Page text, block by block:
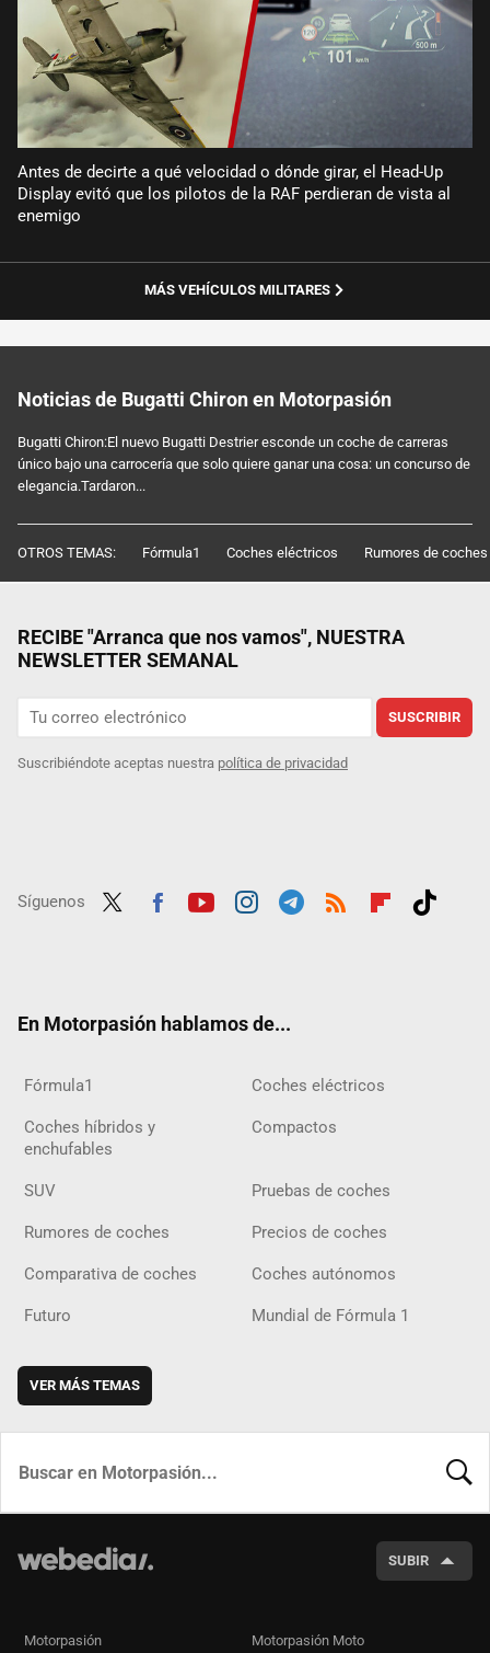
Antes de decirte a qué velocidad o dónde girar, el Head-Up
Display evitó que los pilotos de la RAF perdieran de vista al
enemigo
MÁS VEHÍCULOS MILITARES
Noticias de Bugatti Chiron en Motorpasión
Bugatti Chiron:El nuevo Bugatti Destrier esconde un coche de carreras
único bajo una carrocería que solo quiere ganar una cosa: un concurso de
elegancia.Tardaron...
OTROS TEMAS: Fórmula1 Coches eléctricos Rumores de coches
RECIBE "Arranca que nos vamos", NUESTRA
NEWSLETTER SEMANAL
SUSCRIBIR
Suscribiéndote aceptas nuestra política de privacidad
Síguenos
En Motorpasión hablamos de...
Fórmula1 Coches eléctricos
Coches híbridos y
enchufables
Compactos
SUV Pruebas de coches
Rumores de coches Precios de coches
Comparativa de coches Coches autónomos
Futuro Mundial de Fórmula 1
VER MÁS TEMAS
SUBIR
Motorpasión Motorpasión Moto